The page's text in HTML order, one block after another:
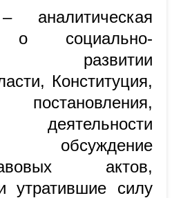
о социально-
развитии
Конституция,
деятельности
обсуждение
актов,
утратившие силу